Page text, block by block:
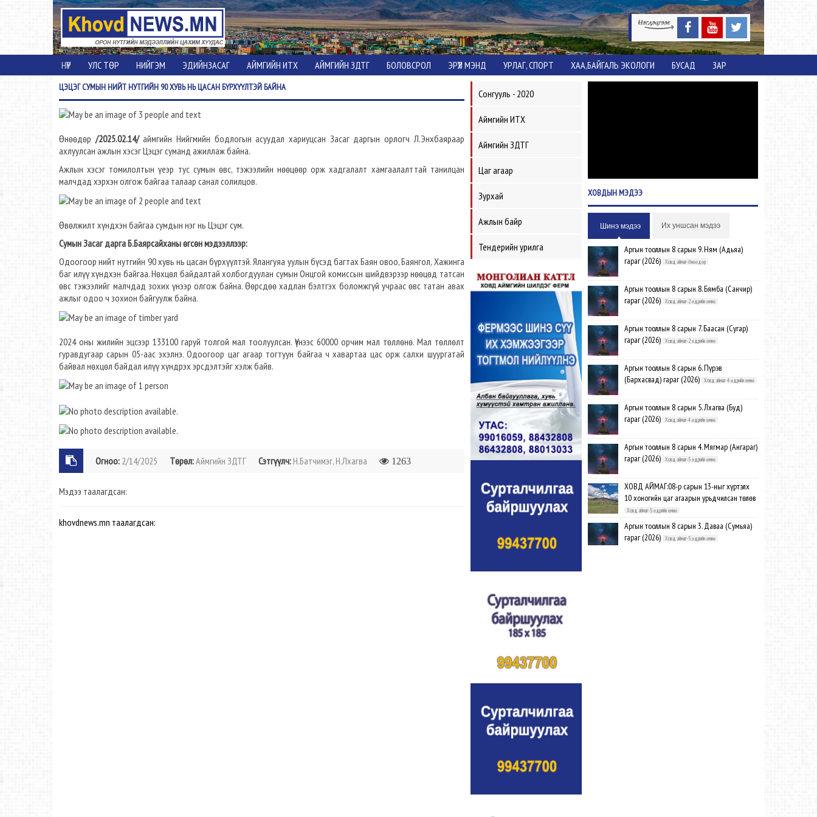
НҮҮР УЛС ТӨР НИЙГЭМ ЭДИЙНЗАСАГ АЙМГИЙН ИТХ АЙМГИЙН ЗДТГ БОЛОВСРОЛ ЭРҮҮЛ МЭНД УРЛАГ, СПОРТ ХАА,БАЙГАЛЬ ЭКОЛОГИ БУСАД ЗАР
ЦЭЦЭГСУМЫН НИЙТ НУТГИЙН 90 ХУВЬ НЬ ЦАСАН БҮРХҮҮЛТЭЙ БАЙНА
Өнөөдөр /2025.02.14/аймгийн Нийгмийн бодлогын асуудал хариуцсан Засаг даргын орлогч Л.Энхбаяраар
ахлуулсан ажлын хэсэг Цэцэг суманд ажиллаж байна.
Ажлын хэсэг томилолтын үеэр тус сумын өвс, тэжээлийн нөөцөөр орж хадгалалт хамгаалалттай танилцан
малчдад хэрхэн олгож байгаа талаар санал солилцов.
Өвөлжилт хүндхэн байгаа сумдын нэг нь Цэцэг сум.
Сумын Засаг дарга Б.Баярсайханы өгсөн мэдээллээр:
Одоогоор нийт нутгийн 90 хувь нь цасан бүрхүүлтэй. Ялангуяа уулын бүсэд багтах Баян овоо, Баянгол, Хажинга
баг илүү хүндхэн байгаа. Нөхцөл байдалтай холбогдуулан сумын Онцгой комиссын шийдвэрээр нөөцөд татсан
өвс тэжээлийг малчдад зохих үнээр олгож байна. Өөрсдөө хадлан бэлтгэх боломжгүй учраас өвс татан авах
ажлыг одоо ч зохион байгуулж байна.
2024 оны жилийн эцсээр 133100 гаруй толгой мал тоолуулсан. Үүнээс 60000 орчим мал төллөнө. Мал төллөлт
гуравдугаар сарын 05-аас эхэлнэ. Одоогоор цаг агаар тогтуун байгаа ч хавартаа цас орж салхи шуургатай
байвал нөхцөл байдал илүү хүндрэх эрсдэлтэйг хэлж байв.
Огноо: 2/14/2025 Төрөл:Аймгийн ЗДТГ Сэтгүүлч: Н.Батчимэг, Н.Лхагва 1263
Мэдээ таалагдсан:
khovdnews.mn таалагдсан:
Сонгууль - 2020
Аймгийн ИТХ
Аймгийн ЗДТГ
Цаг агаар
Зурхай
Ажлын байр
Тендерийн урилга
ХОВДЫНМЭДЭЭ
Шинэ мэдээ Их уншсан мэдээ
Аргын тооллын 8 сарын 9. Ням (Адьяа)
гараг (2026)
Ховд аймаг-Өнөөдөр
Аргын тооллын 8 сарын 8. Бямба (Санчир)
гараг (2026)
Ховд аймаг-2 өдрийн өмнө
Аргын тооллын 8 сарын 7. Баасан (Сугар)
гараг (2026)
Ховд аймаг-2 өдрийн өмнө
Аргын тооллын 8 сарын 6. Пүрэв
(Бархасвад) гараг (2026)
Ховд аймаг-4 өдрийн өмнө
Аргын тооллын 8 сарын 5. Лхагва (Буд)
гараг (2026)
Ховд аймаг-4 өдрийн өмнө
Аргын тооллын 8 сарын 4. Мягмар (Ангараг)
гараг (2026)
Ховд аймаг-5 өдрийн өмнө
ХОВД АЙМАГ:08-р сарын 13-ныг хүртэлх
10 хоногийн цаг агаарын урьдчилсан төлөв
Ховд аймаг-5 өдрийн өмнө
Аргын тооллын 8 сарын 3. Даваа (Сумьяа)
гараг (2026)
Ховд аймаг-5 өдрийн өмнө